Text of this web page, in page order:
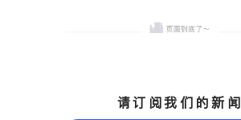
请订阅我们的新闻